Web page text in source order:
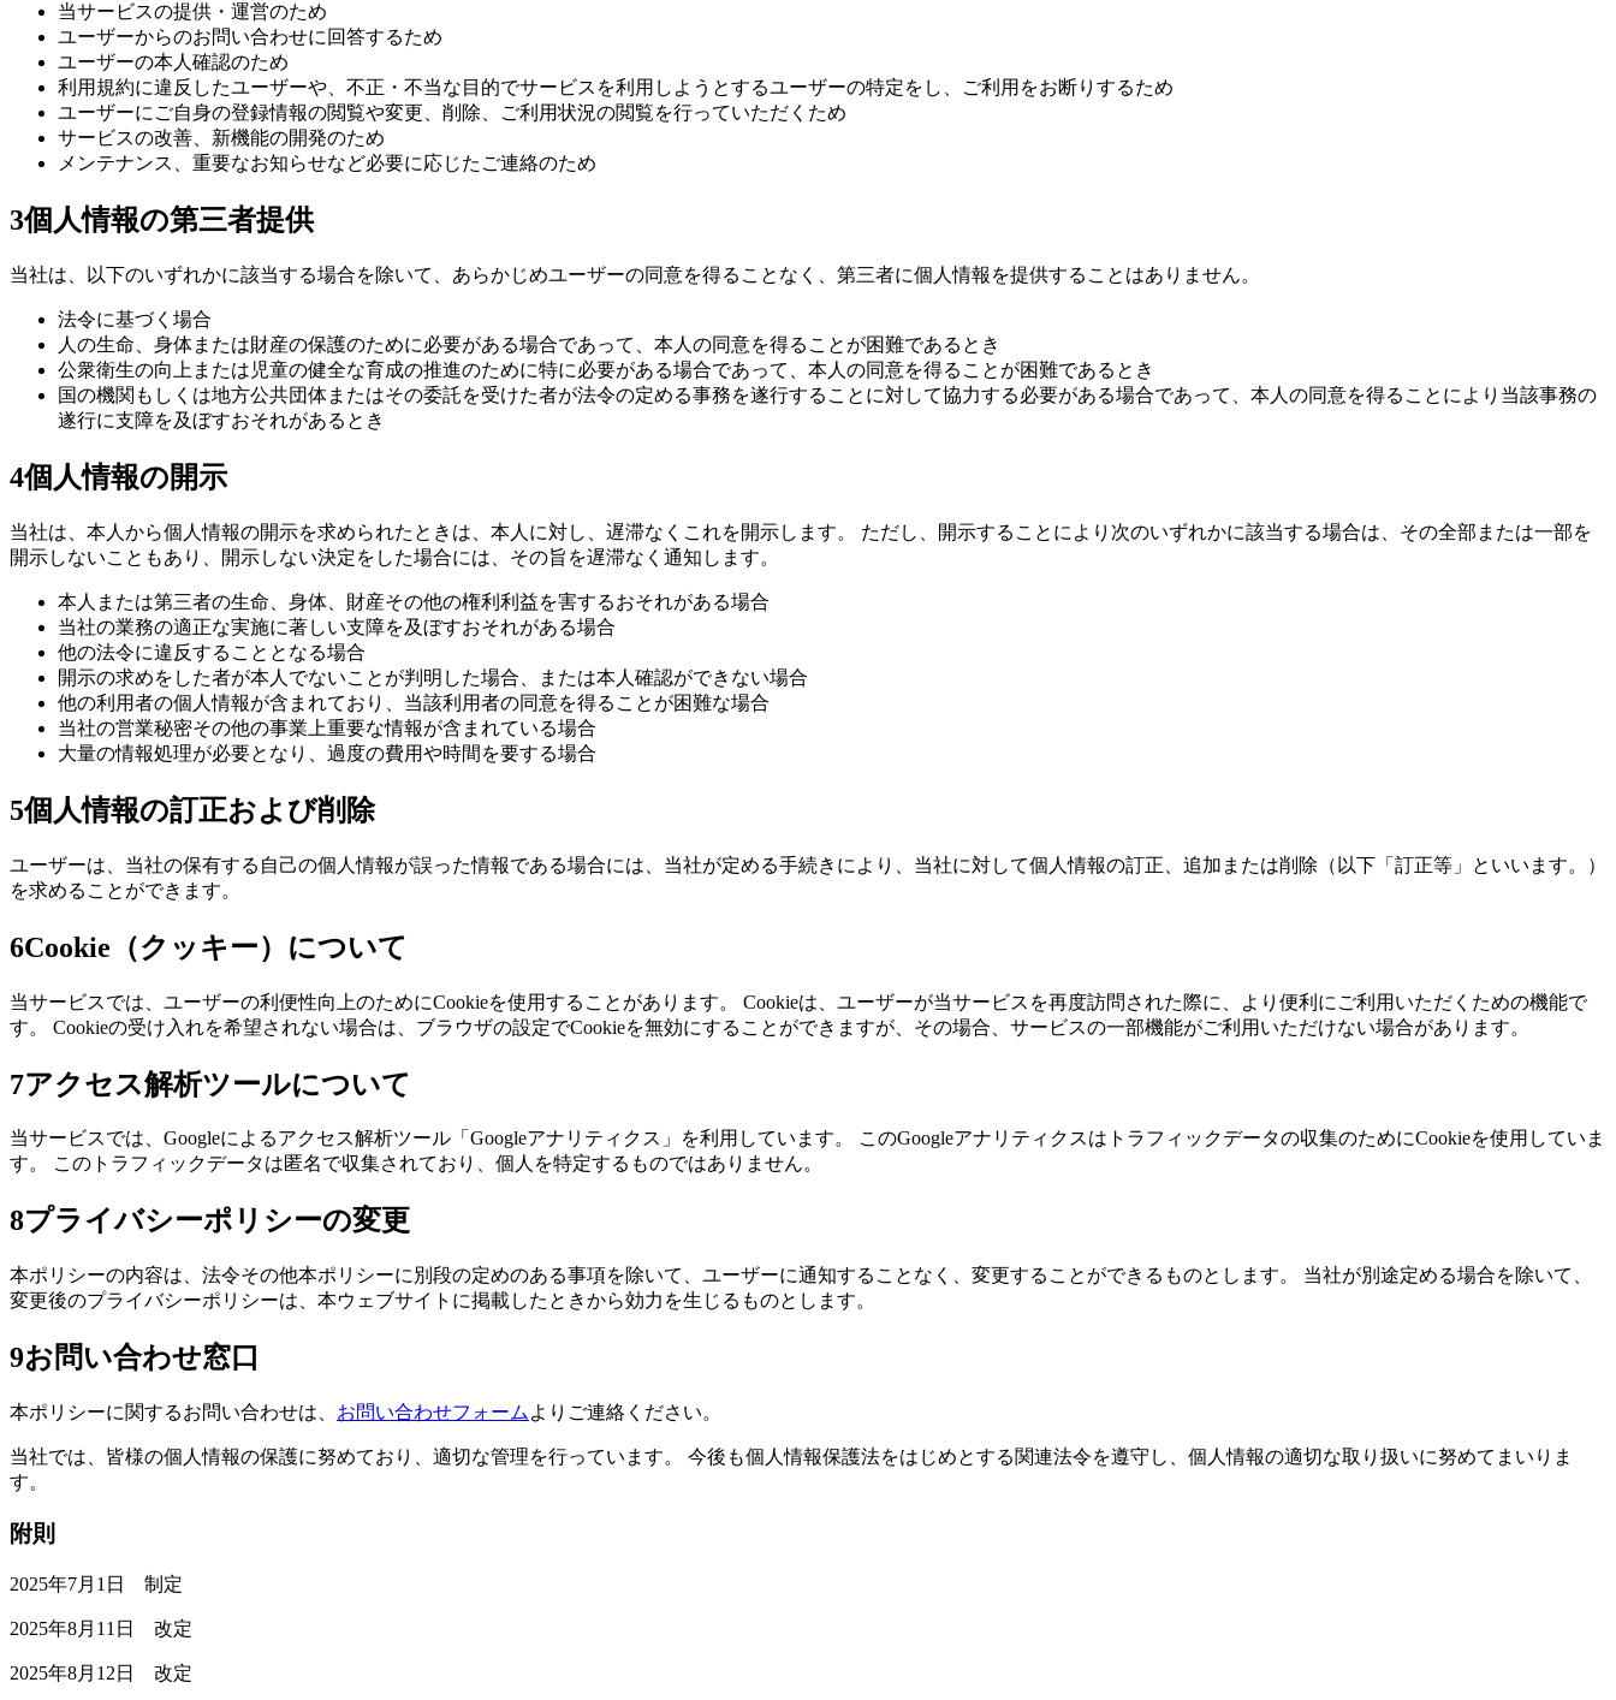
当サービスの提供・運営のため
ユーザーからのお問い合わせに回答するため
ユーザーの本人確認のため
利用規約に違反したユーザーや、不正・不当な目的でサービスを利用しようとするユーザーの特定をし、ご利用をお断りするため
ユーザーにご自身の登録情報の閲覧や変更、削除、ご利用状況の閲覧を行っていただくため
サービスの改善、新機能の開発のため
メンテナンス、重要なお知らせなど必要に応じたご連絡のため
3個人情報の第三者提供
当社は、以下のいずれかに該当する場合を除いて、あらかじめユーザーの同意を得ることなく、第三者に個人情報を提供することはありません。
法令に基づく場合
人の生命、身体または財産の保護のために必要がある場合であって、本人の同意を得ることが困難であるとき
公衆衛生の向上または児童の健全な育成の推進のために特に必要がある場合であって、本人の同意を得ることが困難であるとき
国の機関もしくは地方公共団体またはその委託を受けた者が法令の定める事務を遂行することに対して協力する必要がある場合であって、本人の同意を得ることにより当該事務の
遂行に支障を及ぼすおそれがあるとき
4個人情報の開示
当社は、本人から個人情報の開示を求められたときは、本人に対し、遅滞なくこれを開示します。 ただし、開示することにより次のいずれかに該当する場合は、その全部または一部を
開示しないこともあり、開示しない決定をした場合には、その旨を遅滞なく通知します。
本人または第三者の生命、身体、財産その他の権利利益を害するおそれがある場合
当社の業務の適正な実施に著しい支障を及ぼすおそれがある場合
他の法令に違反することとなる場合
開示の求めをした者が本人でないことが判明した場合、または本人確認ができない場合
他の利用者の個人情報が含まれており、当該利用者の同意を得ることが困難な場合
当社の営業秘密その他の事業上重要な情報が含まれている場合
大量の情報処理が必要となり、過度の費用や時間を要する場合
5個人情報の訂正および削除
ユーザーは、当社の保有する自己の個人情報が誤った情報である場合には、当社が定める手続きにより、当社に対して個人情報の訂正、追加または削除（以下「訂正等」といいます。）
を求めることができます。
6Cookie（クッキー）について
当サービスでは、ユーザーの利便性向上のためにCookieを使用することがあります。 Cookieは、ユーザーが当サービスを再度訪問された際に、より便利にご利用いただくための機能で
す。 Cookieの受け入れを希望されない場合は、ブラウザの設定でCookieを無効にすることができますが、その場合、サービスの一部機能がご利用いただけない場合があります。
7アクセス解析ツールについて
当サービスでは、Googleによるアクセス解析ツール「Googleアナリティクス」を利用しています。 このGoogleアナリティクスはトラフィックデータの収集のためにCookieを使用していま
す。 このトラフィックデータは匿名で収集されており、個人を特定するものではありません。
8プライバシーポリシーの変更
本ポリシーの内容は、法令その他本ポリシーに別段の定めのある事項を除いて、ユーザーに通知することなく、変更することができるものとします。 当社が別途定める場合を除いて、
変更後のプライバシーポリシーは、本ウェブサイトに掲載したときから効力を生じるものとします。
9お問い合わせ窓口
本ポリシーに関するお問い合わせは、 お問い合わせフォーム よりご連絡ください。
当社では、皆様の個人情報の保護に努めており、適切な管理を行っています。 今後も個人情報保護法をはじめとする関連法令を遵守し、個人情報の適切な取り扱いに努めてまいりま
す。
附則
2025年7月1日 制定
2025年8月11日 改定
2025年8月12日 改定